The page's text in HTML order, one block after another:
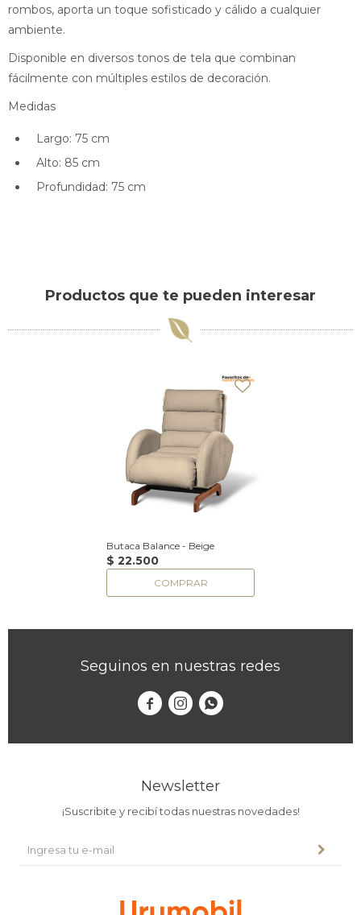
rombos, aporta un toque sofisticado y cálido a cualquier
ambiente.
Disponible en diversos tonos de tela que combinan
fácilmente con múltiples estilos de decoración.
Medidas
Largo: 75 cm
Alto: 85 cm
Profundidad: 75 cm
Productos que te pueden interesar
Butaca Balance - Beige
$ 22.500
Seguinos en nuestras redes
  
Newsletter
¡Suscribite y recibí todas nuestras novedades!